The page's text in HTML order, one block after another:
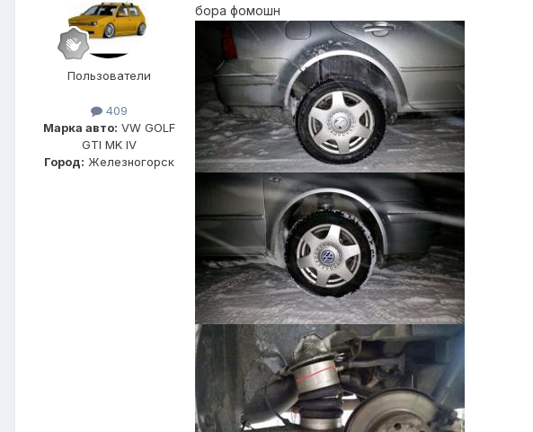
Пользователи
409
Марка авто: VW GOLF
GTI MK IV
Город: Железногорск
бора фомошн